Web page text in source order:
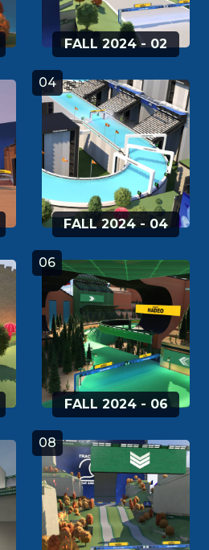
FALL 2024 - 02
04
FALL 2024 - 04
06
FALL 2024 - 06
08